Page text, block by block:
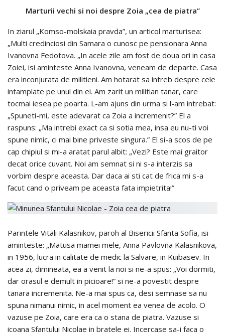
Marturii vechi si noi despre Zoia „cea de piatra”
In ziarul „Komso-molskaia pravda”, un articol marturisea:
„Multi credinciosi din Samara o cunosc pe pensionara Anna
Ivanovna Fedotova. „In acele zile am fost de doua ori in casa
Zoiei, isi aminteste Anna Ivanovna, veneam de departe. Casa
era inconjurata de militieni. Am hotarat sa intreb despre cele
intamplate pe unul din ei. Am zarit un militian tanar, care
tocmai iesea pe poarta. L-am ajuns din urma si l-am intrebat:
„Spuneti-mi, este adevarat ca Zoia a incremenit?” El a
raspuns: „Ma intrebi exact ca si sotia mea, insa eu nu-ti voi
spune nimic, ci mai bine priveste singura.” El si-a scos de pe
cap chipiul si mi-a aratat parul albit: „Vezi? Este mai graitor
decat orice cuvant. Noi am semnat si ni s-a interzis sa
vorbim despre aceasta. Dar daca ai sti cat de frica mi s-a
facut cand o priveam pe aceasta fata impietrita!”
Parintele Vitali Kalasnikov, paroh al Bisericii Sfanta Sofia, isi
aminteste: „Matusa mamei mele, Anna Pavlovna Kalasnikova,
in 1956, lucra in calitate de medic la Salvare, in Kuibasev. In
acea zi, dimineata, ea a venit la noi si ne-a spus: „Voi dormiti,
dar orasul e demult in picioare!” si ne-a povestit despre
tanara incremenita. Ne-a mai spus ca, desi semnase sa nu
spuna nimanui nimic, in acel moment ea venea de acolo. O
vazuse pe Zoia, care era ca o stana de piatra. Vazuse si
icoana Sfantului Nicolae in bratele ei. Incercase sa-i faca o